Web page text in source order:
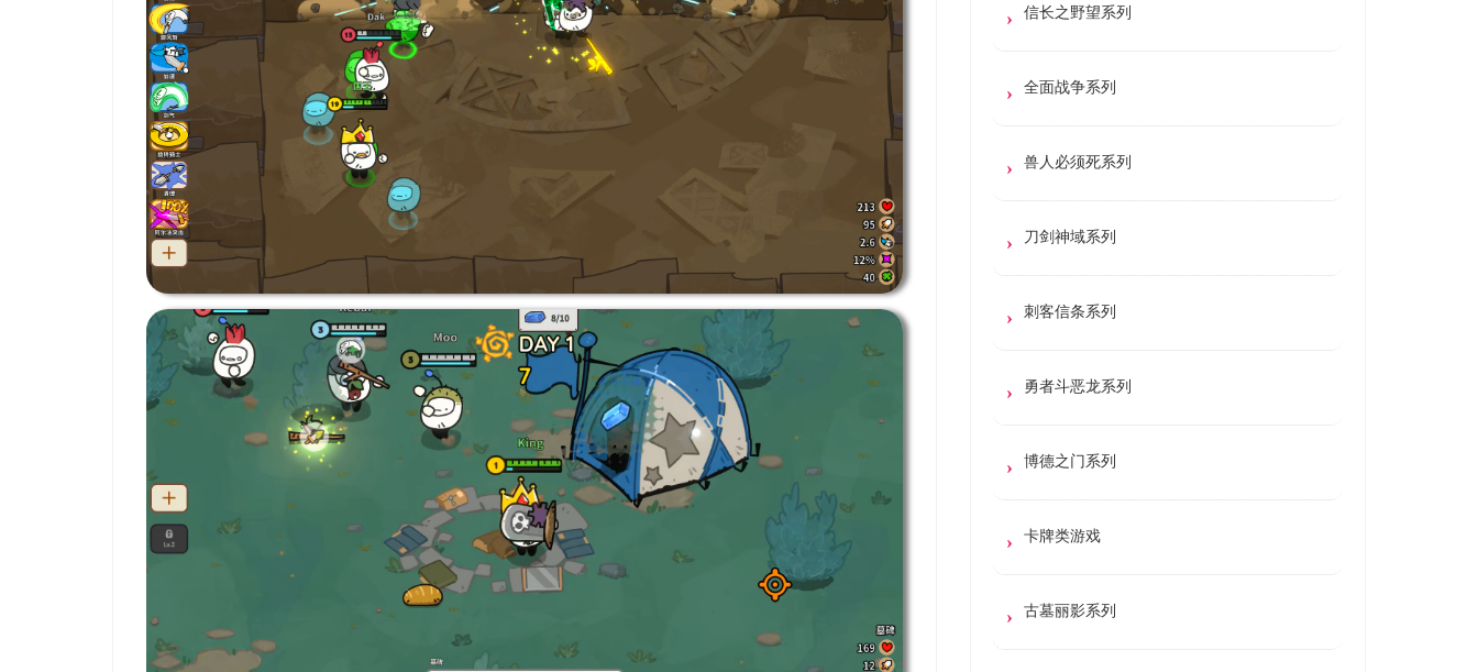
信长之野望系列
全面战争系列
兽人必须死系列
刀剑神域系列
刺客信条系列
勇者斗恶龙系列
博德之门系列
卡牌类游戏
古墓丽影系列